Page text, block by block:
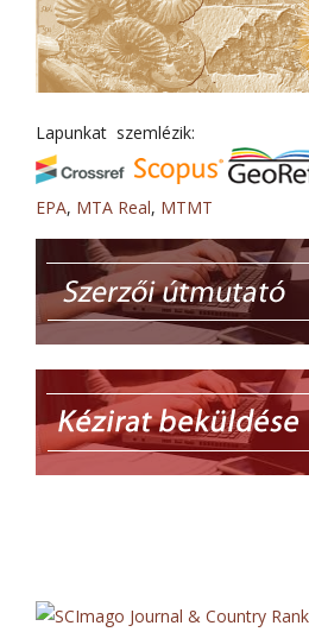
Lapunkat szemlézik:
EPA, MTA Real, MTMT